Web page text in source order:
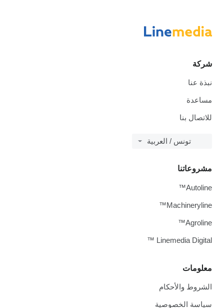
شركة
نبذة عنا
مساعدة
للاتصال بنا
تونس / العربية
معلومات
الشروط والأحكام
سياسة الخصوصية
مشروعاتنا
Autoline™
Machineryline™
Agroline™
Linemedia Digital ™